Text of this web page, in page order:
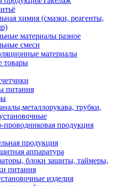
химия (смазки, реагенты,
материалы разное
смеси
материалы
товары
питания
трубки,
проводниковая продукция
продукция
аппаратура
блоки защиты, таймеры,
питания
изделия